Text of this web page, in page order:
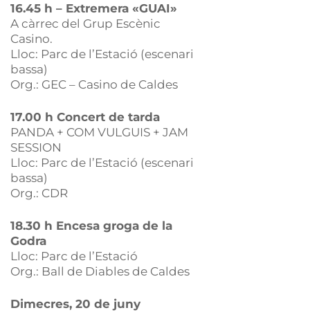
16.45 h – Extremera «GUAI»
A càrrec del Grup Escènic
Casino.
Lloc: Parc de l’Estació (escenari
bassa)
Org.: GEC – Casino de Caldes
17.00 h Concert de tarda
PANDA + COM VULGUIS + JAM
SESSION
Lloc: Parc de l’Estació (escenari
bassa)
Org.: CDR
18.30 h Encesa groga de la
Godra
Lloc: Parc de l’Estació
Org.: Ball de Diables de Caldes
Dimecres, 20 de juny